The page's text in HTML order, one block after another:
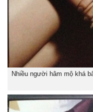
Nhiều người hâm mộ khá